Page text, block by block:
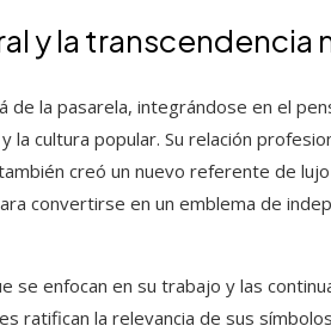
y la transcendencia
de la pasarela, integrándose en el
la cultura popular. Su relación
creó un nuevo referente de lujo
convertirse en un emblema de
se enfocan en su trabajo y las
ratifican la relevancia de sus